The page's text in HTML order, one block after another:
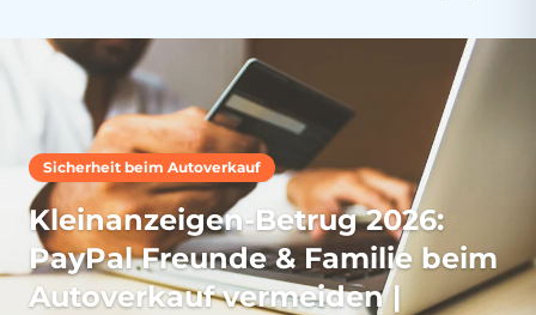
Sicherheit beim Autoverkauf
Kleinanzeigen-Betrug 2026:
PayPal Freunde & Familie beim
Autoverkauf vermeiden |